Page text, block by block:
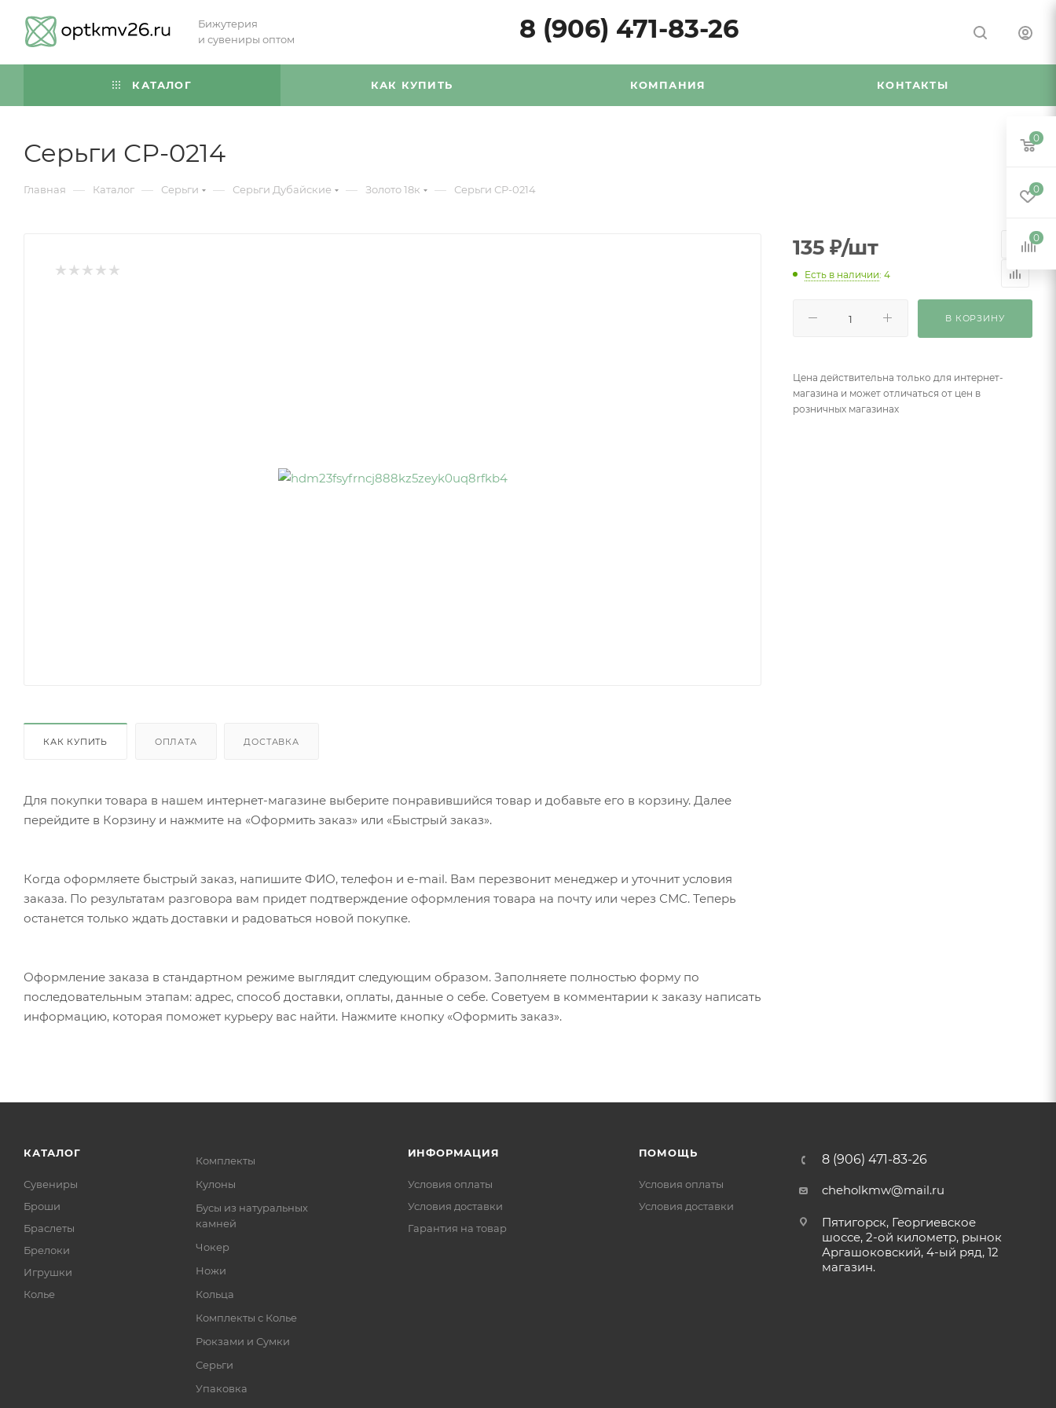
Бижутерия
и сувениры оптом
8 (906) 471-83-26
КАТАЛОГ КАК КУПИТЬ КОМПАНИЯ КОНТАКТЫ
Серьги СР-0214
Главная — Каталог — Серьги — Серьги Дубайские — Золото 18к — Серьги СР-0214
КАК КУПИТЬ ОПЛАТА ДОСТАВКА
Для покупки товара в нашем интернет-магазине выберите понравившийся товар и добавьте его в корзину. Далее
перейдите в Корзину и нажмите на «Оформить заказ» или «Быстрый заказ».
Когда оформляете быстрый заказ, напишите ФИО, телефон и e-mail. Вам перезвонит менеджер и уточнит условия
заказа. По результатам разговора вам придет подтверждение оформления товара на почту или через СМС. Теперь
останется только ждать доставки и радоваться новой покупке.
Оформление заказа в стандартном режиме выглядит следующим образом. Заполняете полностью форму по
последовательным этапам: адрес, способ доставки, оплаты, данные о себе. Советуем в комментарии к заказу написать
информацию, которая поможет курьеру вас найти. Нажмите кнопку «Оформить заказ».
135 ₽/шт
Есть в наличии: 4
В КОРЗИНУ
Цена действительна только для интернет-
магазина и может отличаться от цен в
розничных магазинах
КАТАЛОГ
Сувениры
Броши
Браслеты
Брелоки
Игрушки
Колье
Комплекты
Кулоны
Бусы из натуральных
камней
Чокер
Ножи
Кольца
Комплекты с Колье
Рюкзами и Сумки
Серьги
Упаковка
ИНФОРМАЦИЯ
Условия оплаты
Условия доставки
Гарантия на товар
ПОМОЩЬ
Условия оплаты
Условия доставки
8 (906) 471-83-26
cheholkmw@mail.ru
Пятигорск, Георгиевское
шоссе, 2-ой километр, рынок
Аргашоковский, 4-ый ряд, 12
магазин.
0
0
0